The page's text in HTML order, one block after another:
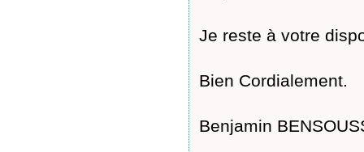
Je reste à votre
Bien Cordialement.
Benjamin